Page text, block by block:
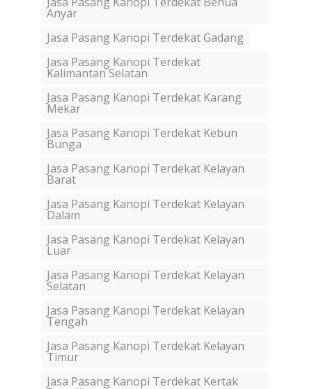
Anyar
Jasa Pasang Kanopi Terdekat Gadang
Jasa Pasang Kanopi Terdekat
Kalimantan Selatan
Jasa Pasang Kanopi Terdekat Karang
Mekar
Jasa Pasang Kanopi Terdekat Kebun
Bunga
Jasa Pasang Kanopi Terdekat Kelayan
Barat
Jasa Pasang Kanopi Terdekat Kelayan
Dalam
Jasa Pasang Kanopi Terdekat Kelayan
Luar
Jasa Pasang Kanopi Terdekat Kelayan
Selatan
Jasa Pasang Kanopi Terdekat Kelayan
Tengah
Jasa Pasang Kanopi Terdekat Kelayan
Timur
Jasa Pasang Kanopi Terdekat Kertak